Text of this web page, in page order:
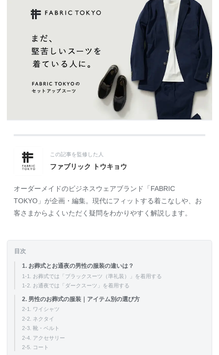
この記事を監修した人
ファブリック トウキョウ
オーダーメイドのビジネスウェアブランド「FABRIC
TOKYO」が企画・編集。現代にフィットする着こなしや、お
客さまからよくいただく疑問をわかりやすく解説します。
目次
1. お葬式とお通夜の男性の服装の違いは？
1-1. お葬式では「ブラックスーツ（準礼装）」を着用する
1-2. お通夜では「ダークスーツ」を着用する
2. 男性のお葬式の服装｜アイテム別の選び方
2-1. ワイシャツ
2-2. ネクタイ
2-3. 靴・ベルト
2-4. アクセサリー
2-5. コート